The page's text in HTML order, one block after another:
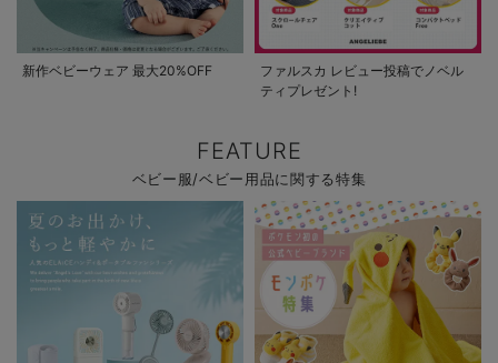
新作ベビーウェア 最大20%OFF
ファルスカ レビュー投稿でノベル
ティプレゼント!
FEATURE
ベビー服/ベビー用品に関する特集